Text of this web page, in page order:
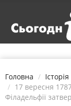
Головна
Історія
17 вересня
Філадельфії